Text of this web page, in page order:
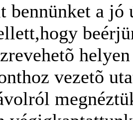
bennünket a
vezetõ